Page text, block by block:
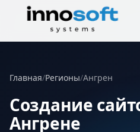
Главная/Регионы/Ангрен
Создание
Ангрене